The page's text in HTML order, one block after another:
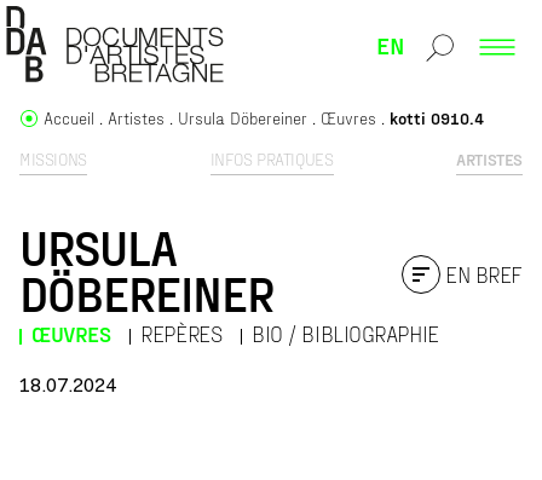
EN
MISSIONS INFOS PRATIQUES ARTISTES
Accueil Artistes Ursula Döbereiner Œuvres kotti 0910.4
URSULA
DÖBEREINER
ŒUVRES REPÈRES BIO / BIBLIOGRAPHIE
EN BREF
18.07.2024